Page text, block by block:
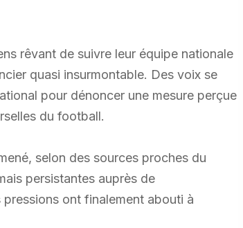
rêvant de suivre leur équipe nationale
quasi insurmontable. Des voix se
pour dénoncer une mesure perçue
du football.
selon des sources proches du
persistantes auprès de
ont finalement abouti à